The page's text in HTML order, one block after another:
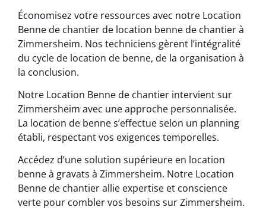
Économisez votre ressources avec notre Location
Benne de chantier de location benne de chantier à
Zimmersheim. Nos techniciens gèrent l’intégralité
du cycle de location de benne, de la organisation à
la conclusion.
Notre Location Benne de chantier intervient sur
Zimmersheim avec une approche personnalisée.
La location de benne s’effectue selon un planning
établi, respectant vos exigences temporelles.
Accédez d’une solution supérieure en location
benne à gravats à Zimmersheim. Notre Location
Benne de chantier allie expertise et conscience
verte pour combler vos besoins sur Zimmersheim.